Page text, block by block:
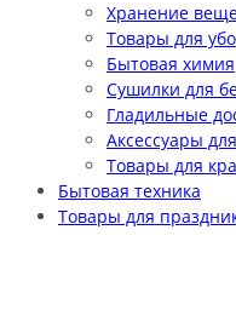
Хранение
Товары для
Бытовая химия
Сушилки для
Гладильные
Аксессуары
Товары для
Бытовая техника
Товары для